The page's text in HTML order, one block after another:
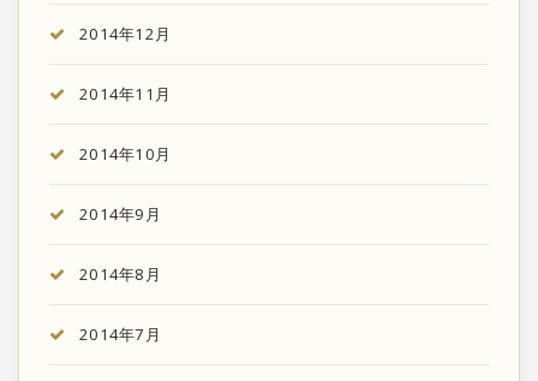
2014年12月
2014年11月
2014年10月
2014年9月
2014年8月
2014年7月